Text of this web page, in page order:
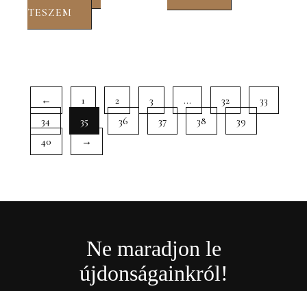
TESZEM
← 1 2 3 … 32
33
34
35 36 37 38
39
40
→
Ne maradjon le
újdonságainkról!